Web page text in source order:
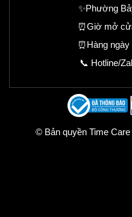
✨Phường
⏰Giờ mở
⏰Hàng ngày
📞 Hotline/
© Bản quyền Time Care